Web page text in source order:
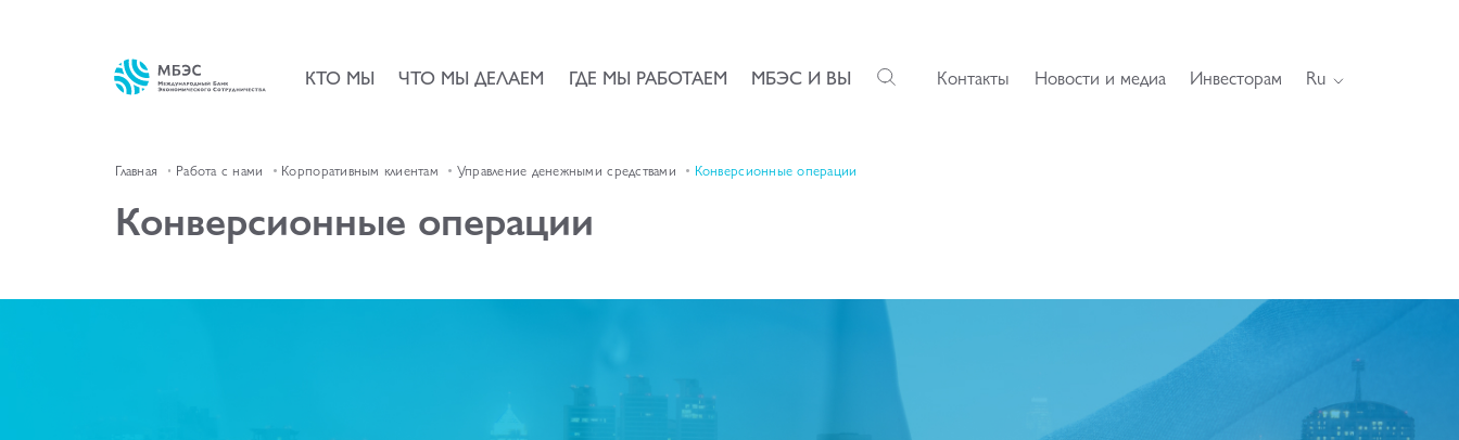
КТО МЫ ЧТО МЫ ДЕЛАЕМ ГДЕ МЫ РАБОТАЕМ МБЭС И ВЫ Контакты Новости и медиа Инвесторам Ru
Главная Работа с нами Корпоративным клиентам Управление денежными средствами Конверсионные операции
Конверсионные операции